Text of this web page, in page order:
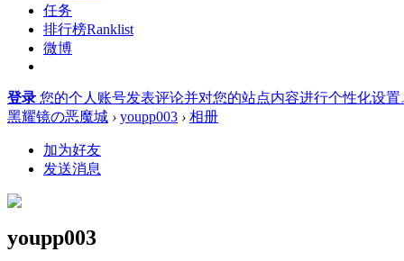
任务
排行榜Ranklist
微博
登录 您的个人账号发表评论并对您的站点内容进行个性化设置
黑耀镜の恶魔城 › youpp003 › 相册
加为好友
发送消息
youpp003